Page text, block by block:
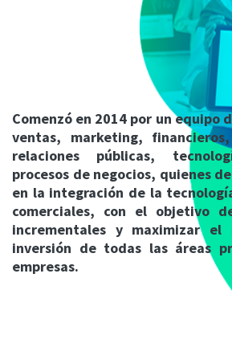
Comenzó en 2014 por un equipo
ventas, marketing, financieros,
relaciones públicas,
procesos de negocios, quienes
en la integración de la
comerciales, con el objetivo
incrementales y maximizar
inversión de todas las áreas
empresas.